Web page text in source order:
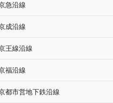
急沿線
成沿線
王線沿線
福沿線
都市営地下鉄沿線